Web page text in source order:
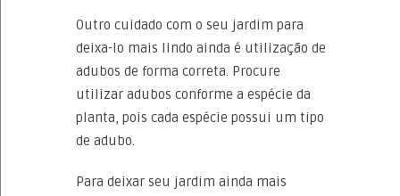
Outro cuidado com o seu jardim para
deixa-lo mais lindo ainda é utilização de
adubos de forma correta. Procure
utilizar adubos conforme a espécie da
planta, pois cada espécie possui um tipo
de adubo.
Para deixar seu jardim ainda mais